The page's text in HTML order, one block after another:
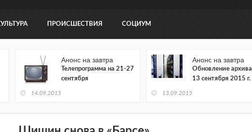
ПРОИСШЕСТВИЯ СОЦИУМ
Анонс на завтра
Телепрограмма на 21-27
сентября
14.09.2015
Анонс на завтра
Обновление архива
13 сентября 2015 г.
13.09.2015